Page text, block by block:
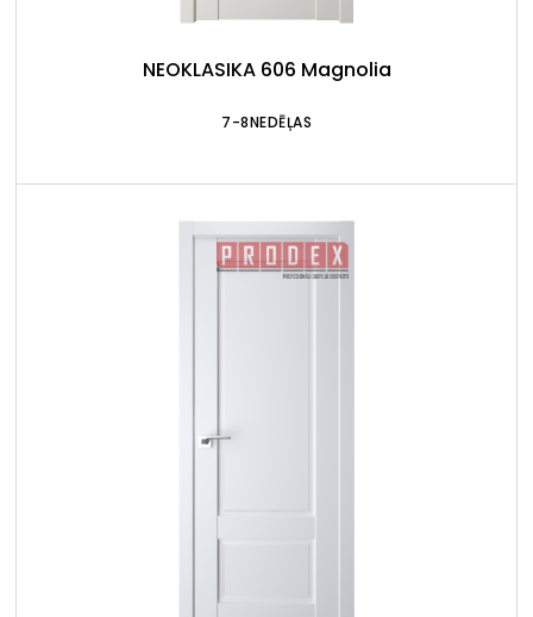
NEOKLASIKA 606 Magnolia
7-8NEDĒĻAS